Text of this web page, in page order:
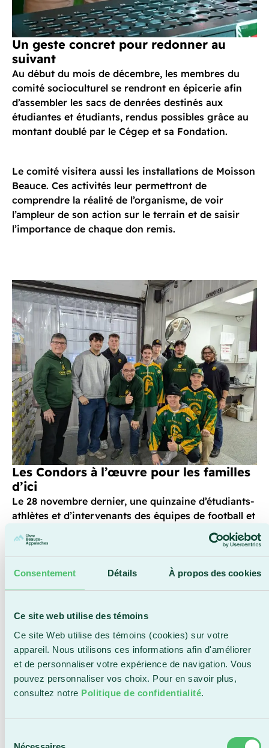
Consentement Détails À propos des cookies
Ce site web utilise des témoins
Ce site Web utilise des témoins (cookies) sur votre
appareil. Nous utilisons ces informations afin d'améliorer
et de personnaliser votre expérience de navigation. Vous
pouvez personnaliser vos choix. Pour en savoir plus,
consultez notre Politique de confidentialité.
Un geste concret pour redonner au
suivant
Au début du mois de décembre, les membres du
comité socioculturel se rendront en épicerie afin
d’assembler les sacs de denrées destinés aux
étudiantes et étudiants, rendus possibles grâce au
montant doublé par le Cégep et sa Fondation.
Le comité visitera aussi les installations de Moisson
Beauce. Ces activités leur permettront de
comprendre la réalité de l’organisme, de voir
l’ampleur de son action sur le terrain et de saisir
l’importance de chaque don remis.
Les Condors à l’œuvre pour les familles
d’ici
Le 28 novembre dernier, une quinzaine d’étudiants-
athlètes et d’intervenants des équipes de football et
de hockey, ont participé chez Moisson Beauce à la
préparation de 2 600 boîtes de denrées pour le
temps des Fêtes. Celles-ci seront distribuées dans
les six MRC desservies par l’organisme. Pour les
jeunes athlètes, cette activité annuelle de bénévolat
cause régionale qui leur tient à cœur et d’incarner
les valeurs de solidarité propres aux Condors.
« Un geste à la fois, nous contribuons à éclairer le
temps des Fêtes des personnes vivant de
l’insécurité alimentaire. Cet élan de solidarité et de
générosité s’inscrit pleinement dans notre volonté
l’épanouissement de tous les membres de notre